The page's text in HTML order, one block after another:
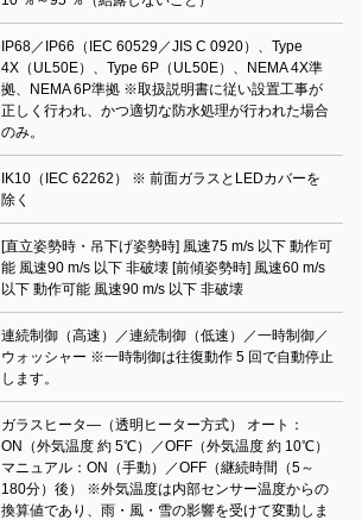
IP68／IP66（IEC 60529／JIS C 0920）、Type
4X（UL50E）、Type 6P（UL50E）、NEMA 4X準
拠、NEMA 6P準拠 ※取扱説明書に従い設置工事が
正しく行われ、かつ適切な防水処理が行われた場合
のみ。
IK10（IEC 62262） ※ 前面ガラスとLEDカバーを
除く
[直立姿勢時・吊下げ姿勢時] 風速75 m/s 以下 動作可
能 風速90 m/s 以下 非破壊 [前傾姿勢時] 風速60 m/s
以下 動作可能 風速90 m/s 以下 非破壊
連続制御（高速）／連続制御（低速）／一時制御／
ウォッシャー ※一時制御は往復動作 5 回で自動停止
します。
ガラスヒータ―（透明ヒーター方式） オート：
ON（外気温度 約 5℃）／OFF（外気温度 約 10℃）
マニュアル：ON（手動）／OFF（継続時間（5～
180分）後） ※外気温度は内部センサー温度からの
換算値であり、雨・風・雪の影響を受けて変動しま